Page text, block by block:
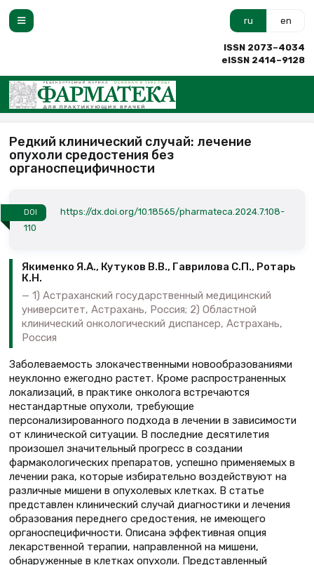
ru en
ISSN 2073–4034
eISSN 2414–9128
Редкий клинический случай: лечение
опухоли средостения без
органоспецифичности
DOI
https://dx.doi.org/10.18565/pharmateca.2024.7.108-
110
Якименко Я.А., Кутуков В.В., Гаврилова С.П., Ротарь
К.Н.
1) Астраханский государственный медицинский
университет, Астрахань, Россия; 2) Областной
клинический онкологический диспансер, Астрахань,
Россия
Заболеваемость злокачественными новообразованиями
неуклонно ежегодно растет. Кроме распространенных
локализаций, в практике онколога встречаются
нестандартные опухоли, требующие
персонализированного подхода в лечении в зависимости
от клинической ситуации. В последние десятилетия
произошел значительный прогресс в создании
фармакологических препаратов, успешно применяемых в
лечении рака, которые избирательно воздействуют на
различные мишени в опухолевых клетках. В статье
представлен клинический случай диагностики и лечения
образования переднего средостения, не имеющего
органоспецифичности. Описана эффективная опция
лекарственной терапии, направленной на мишени,
обнаруженные в клетках опухоли. Представленный